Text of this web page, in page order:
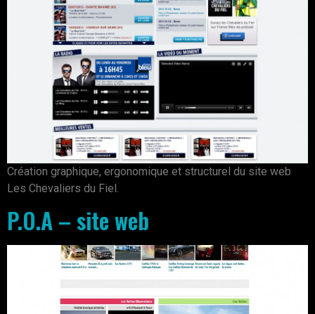
Création graphique, ergonomique et structurel du site web
Les Chevaliers du Fiel.
P.O.A – site web